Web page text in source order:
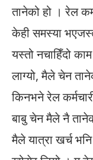
तानेको हो । रेल
केही समस्या
यस्तो नचाहिँदो
लाग्यो, मैले चेन
किनभने रेल
बाबु चेन मैले नै
मैले यात्रा खर्च